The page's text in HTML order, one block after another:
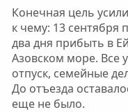
Конечная цель
к чему: 13 сентября
два дня прибыть в
Азовском море. Все
отпуск, семейные
До отъезда
еще не было.